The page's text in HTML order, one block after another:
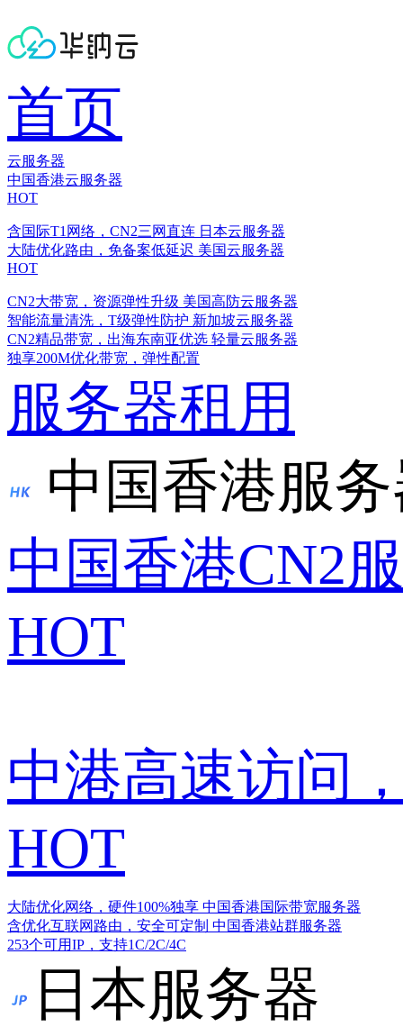
首页
云服务器
中国香港云服务器
HOT
含国际T1网络，CN2三网直连 日本云服务器
大陆优化路由，免备案低延迟 美国云服务器
HOT
CN2大带宽，资源弹性升级 美国高防云服务器
智能流量清洗，T级弹性防护 新加坡云服务器
CN2精品带宽，出海东南亚优选 轻量云服务器
独享200M优化带宽，弹性配置
服务器租用
中国香港服
中国香港CN2
HOT
中港高速访问
HOT
大陆优化网络，硬件100%独享 中国香港国际带宽服务器
含优化互联网路由，安全可定制 中国香港站群服务器
253个可用IP，支持1C/2C/4C
日本服务器